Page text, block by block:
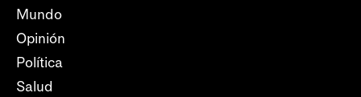
Mundo
Opinión
Política
Salud